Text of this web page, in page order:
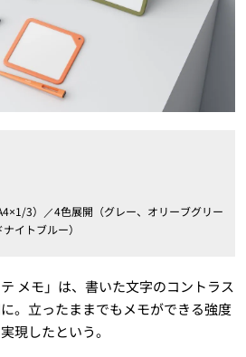
3）／4色展開（グレー、オリーブグリー
イトブルー）
メモ」は、書いた文字のコントラス
。立ったままでもメモができる強度
現したという。